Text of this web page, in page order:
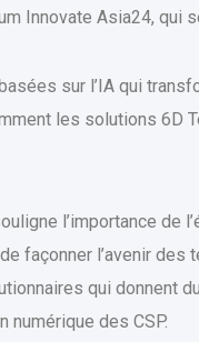
Innovate Asia24, qui
sur l’IA qui
les solutions 6D
l’importance de
façonner l’avenir
qui donnent
des CSP.